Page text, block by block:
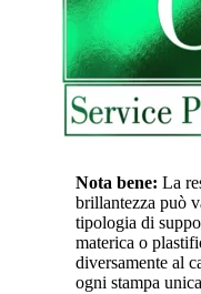
Nota bene: La
brillantezza può
tipologia di
materica o
diversamente al
ogni stampa